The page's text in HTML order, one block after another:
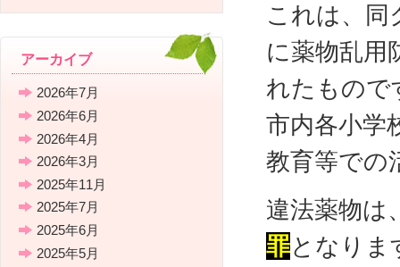
これは、同
に薬物乱用
れたもので
市内各小学
教育等での
違法薬物は
罪となりま
アーカイブ
2026年7月
2026年6月
2026年4月
2026年3月
2025年11月
2025年7月
2025年6月
2025年5月